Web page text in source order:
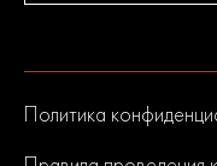
Политика